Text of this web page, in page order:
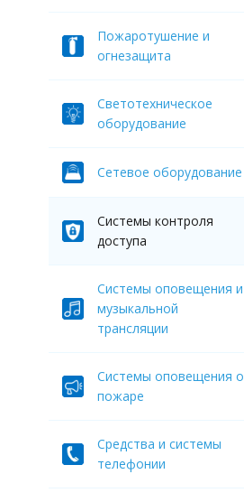
Пожаротушение и
огнезащита
Светотехническое
оборудование
Сетевое оборудование
Системы контроля
доступа
Системы оповещения и
музыкальной
трансляции
Системы оповещения о
пожаре
Средства и системы
телефонии